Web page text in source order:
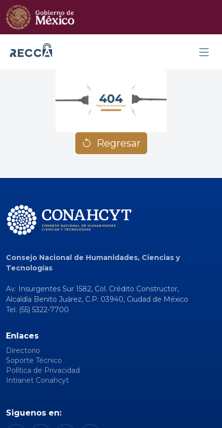
Regresar
Consejo Nacional de Humanidades, Ciencias y
Tecnologías
Av. Insurgentes Sur 1582, Col. Crédito Constructor,
Alcaldía Benito Juárez, C.P. 03940, Ciudad de México
Tel: (55) 5322-7700
Enlaces
Directorio
Soporte Técnico
Política de Privacidad
Intranet Conahcyt
Siguenos en: